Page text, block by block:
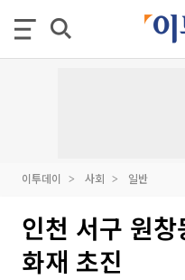
이투데이 사회 일반
인천 서구 원
화재 초진